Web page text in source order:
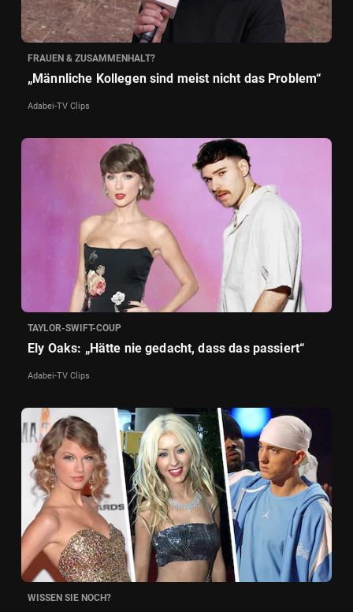
FRAUEN & ZUSAMMENHALT?
„Männliche Kollegen sind meist nicht das Problem“
Adabei-TV Clips
TAYLOR-SWIFT-COUP
Ely Oaks: „Hätte nie gedacht, dass das passiert“
Adabei-TV Clips
WISSEN SIE NOCH?